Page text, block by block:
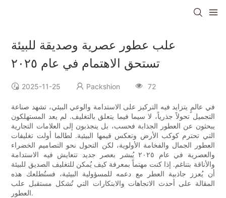
علب عطور عصرية وصديقة للبيئة
تستحق الاهتمام في عام ٢٠٢٥
2025-11-25 Packshion 72
في عالمٍ يتزايد فيه التركيز على الاستدامة والوعي البيئي، تشهد صناعة
التجميل تحولاً جذرياً، لا سيما فيما يتعلق بالتغليف. لم يعد المستهلكون
يبحثون عن العطور الجذابة فحسب، بل ينجذبون إلى العلامات التجارية
التي تحترم كوكب الأرض وتعكس قيمها البيئية. لطالما أولت تغليفات
العطور الجمال والفخامة الأولوية، لكن التحول نحو التصاميم الخضراء
والعصرية في عام ٢٠٢٥ يُبشر بعصر جديد تتعايش فيه الاستدامة
والأناقة بتناغم. إذا كنت مهتماً بمعرفة كيف يُمكن للتغليف الصديق للبيئة
أن يُعزز جاذبية العطر مع دعمه للمسؤولية البيئية، فستُطلعك هذه
المقالة على أحدث الاتجاهات والابتكارات التي تُشكل مستقبل علب
العطور.